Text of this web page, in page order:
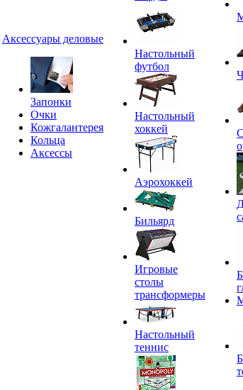
Аксессуары деловые
Запонки
Очки
Кожгалантерея
Кольца
Аксессы
Настольный
футбол
Настольный
хоккей
Аэрохоккей
Бильярд
Игровые
столы
трансформеры
Настольный
теннис